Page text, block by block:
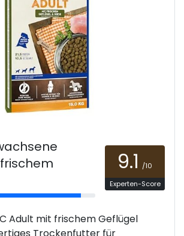
9.1 /10
Experten-Score
Adult mit frischem Geflügel